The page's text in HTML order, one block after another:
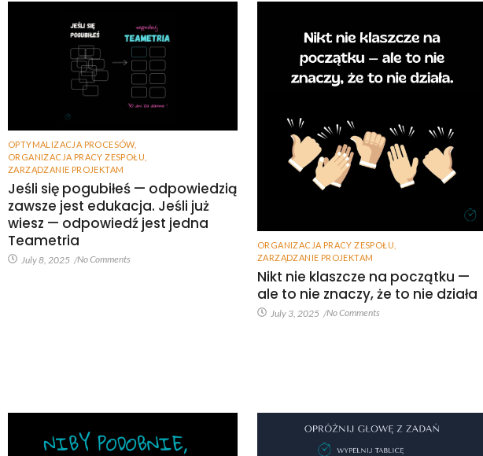
OPTYMALIZACJA PROCESÓW,
ORGANIZACJA PRACY ZESPOŁU
ZARZĄDZANIE PROJEKTAM
Jeśli się pogubiłeś — odpowiedzią
zawsze jest edukacja. Jeśli już
wiesz — odpowiedź jest jedna
Teametria
July 8, 2025 /No Comments
ORGANIZACJA PRACY ZESPOŁU
ZARZĄDZANIE PROJEKTAM
Nikt nie klaszcze na początku —
ale to nie znaczy, że to nie działa
July 3, 2025 /No Comments